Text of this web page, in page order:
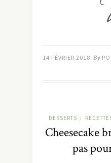
14 FÉVRIER 2018 By
DESSERTS /
Cheesecake
pas